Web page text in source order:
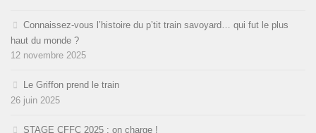
Connaissez-vous l’histoire du p’tit train savoyard… qui fut le plus
haut du monde ?
12 novembre 2025
Le Griffon prend le train
26 juin 2025
STAGE CFFC 2025 : on charge !